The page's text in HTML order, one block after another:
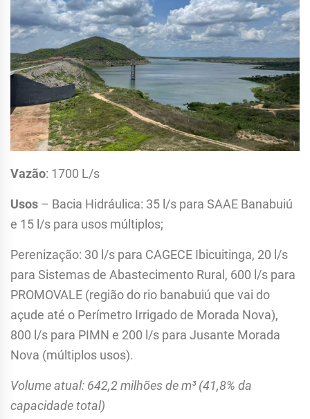
Vazão: 1700 L/s
Usos – Bacia Hidráulica: 35 l/s para SAAE Banabuiú
e 15 l/s para usos múltiplos;
Perenização: 30 l/s para CAGECE Ibicuitinga, 20 l/s
para Sistemas de Abastecimento Rural, 600 l/s para
PROMOVALE (região do rio banabuiú que vai do
açude até o Perímetro Irrigado de Morada Nova),
800 l/s para PIMN e 200 l/s para Jusante Morada
Nova (múltiplos usos).
Volume atual: 642,2 milhões de m³ (41,8% da
capacidade total)